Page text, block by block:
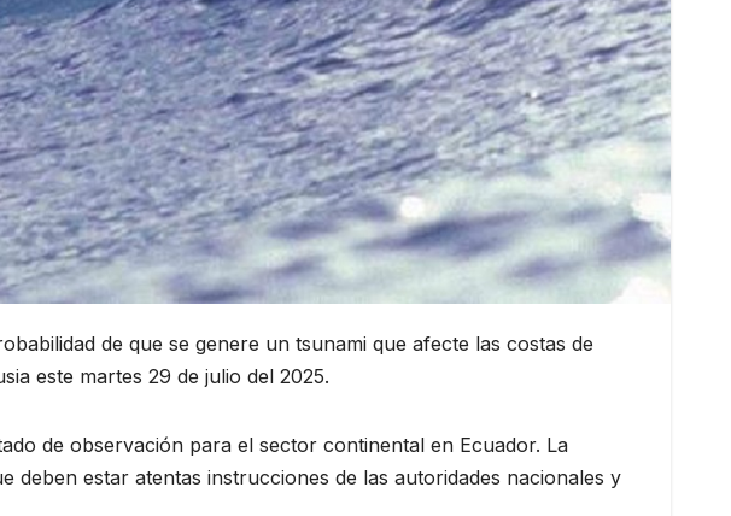
de que se genere un tsunami que afecte las costas de
este martes 29 de julio del 2025.
de observación para el sector continental en Ecuador. La
deben estar atentas instrucciones de las autoridades nacionales y